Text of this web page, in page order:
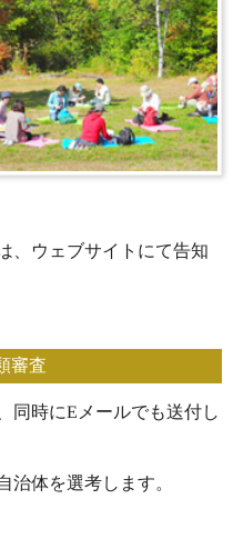
、ウェブサイトにて告知
審査
同時にEメールでも送付し
治体を選考します。